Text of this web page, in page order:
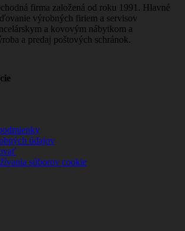
firma založená od roku 1991. Hlavné
výrobných firiem a servisov
a kovovým nábytkom a
a predaj poštových schránok.
údajov
súborov cookie